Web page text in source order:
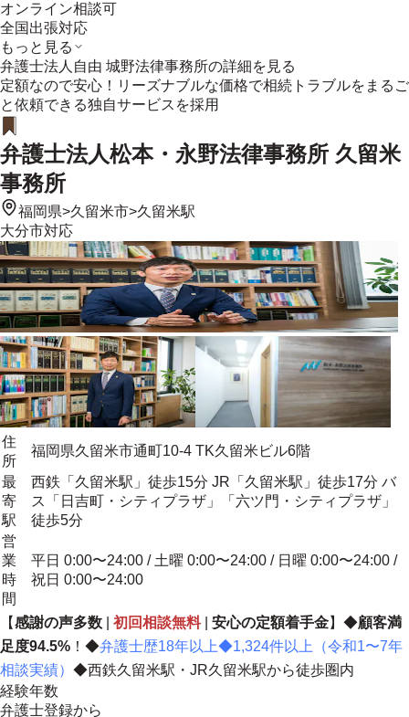
オンライン相談可
全国出張対応
もっと見る
弁護士法人自由 城野法律事務所の詳細を見る
定額なので安心！リーズナブルな価格で相続トラブルをまるご
と依頼できる独自サービスを採用
弁護士法人松本・永野法律事務所 久留米
事務所
福岡県>久留米市>久留米駅
大分市対応
住
所
福岡県久留米市通町10-4 TK久留米ビル6階
最
寄
駅
西鉄「久留米駅」徒歩15分 JR「久留米駅」徒歩17分 バ
ス「日吉町・シティプラザ」「六ツ門・シティプラザ」
徒歩5分
営
業
時
間
平日 0:00〜24:00 / 土曜 0:00〜24:00 / 日曜 0:00〜24:00 /
祝日 0:00〜24:00
【感謝の声多数 初回相談無料| 安心の定額着手金】◆顧客満
足度94.5% ！◆弁護士歴18年以上◆1,324件以上（令和1〜7年
相談実績） ◆西鉄久留米駅・JR久留米駅から徒歩圏内
経験年数
弁護士登録から